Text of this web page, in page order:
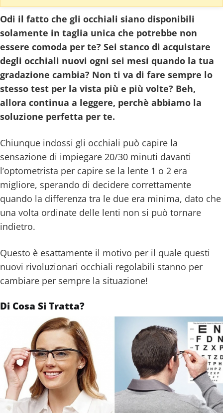
Odi il fatto che gli occhiali siano disponibili
solamente in taglia unica che potrebbe non
essere comoda per te? Sei stanco di acquistare
degli occhiali nuovi ogni sei mesi quando la tua
gradazione cambia? Non ti va di fare sempre lo
stesso test per la vista più e più volte? Beh,
allora continua a leggere, perchè abbiamo la
soluzione perfetta per te.
Chiunque indossi gli occhiali può capire la
sensazione di impiegare 20/30 minuti davanti
l’optometrista per capire se la lente 1 o 2 era
migliore, sperando di decidere correttamente
quando la differenza tra le due era minima, dato che
una volta ordinate delle lenti non si può tornare
indietro.
Questo è esattamente il motivo per il quale questi
nuovi rivoluzionari occhiali regolabili stanno per
cambiare per sempre la situazione!
Di Cosa Si Tratta?